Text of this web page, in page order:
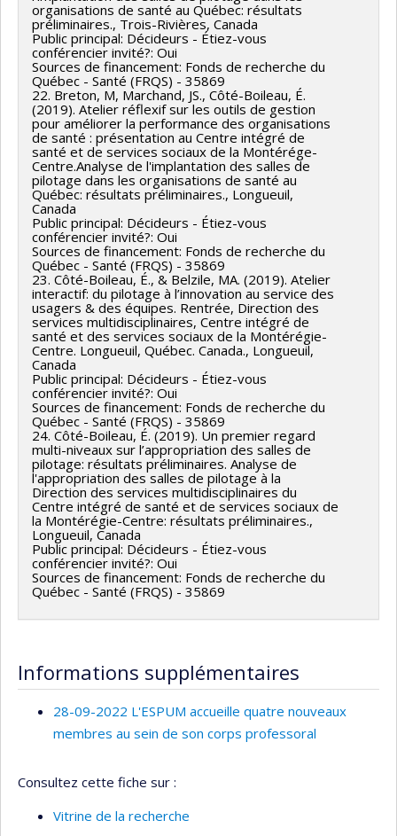
organisations de santé au Québec: résultats
préliminaires., Trois-Rivières, Canada
Public principal: Décideurs - Étiez-vous
conférencier invité?: Oui
Sources de financement: Fonds de recherche du
Québec - Santé (FRQS) - 35869
22. Breton, M, Marchand, JS., Côté-Boileau, É.
(2019). Atelier réflexif sur les outils de gestion
pour améliorer la performance des organisations
de santé : présentation au Centre intégré de
santé et de services sociaux de la Montérége-
Centre.Analyse de l'implantation des salles de
pilotage dans les organisations de santé au
Québec: résultats préliminaires., Longueuil,
Canada
Public principal: Décideurs - Étiez-vous
conférencier invité?: Oui
Sources de financement: Fonds de recherche du
Québec - Santé (FRQS) - 35869
23. Côté-Boileau, É., & Belzile, MA. (2019). Atelier
interactif: du pilotage à l’innovation au service des
usagers & des équipes. Rentrée, Direction des
services multidisciplinaires, Centre intégré de
santé et des services sociaux de la Montérégie-
Centre. Longueuil, Québec. Canada., Longueuil,
Canada
Public principal: Décideurs - Étiez-vous
conférencier invité?: Oui
Sources de financement: Fonds de recherche du
Québec - Santé (FRQS) - 35869
24. Côté-Boileau, É. (2019). Un premier regard
multi-niveaux sur l’appropriation des salles de
pilotage: résultats préliminaires. Analyse de
l'appropriation des salles de pilotage à la
Direction des services multidisciplinaires du
Centre intégré de santé et de services sociaux de
la Montérégie-Centre: résultats préliminaires.,
Longueuil, Canada
Public principal: Décideurs - Étiez-vous
conférencier invité?: Oui
Sources de financement: Fonds de recherche du
Québec - Santé (FRQS) - 35869
Informations supplémentaires
28-09-2022 L'ESPUM accueille quatre nouveaux
membres au sein de son corps professoral
Consultez cette fiche sur :
Vitrine de la recherche